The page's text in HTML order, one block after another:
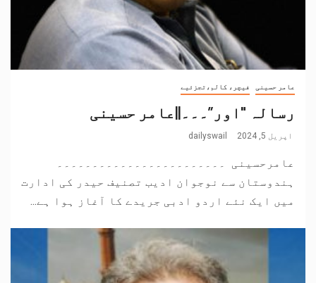
عامر حسینی فیچر، کالم،تجزئیے
رسالہ "اور”۔۔۔||عامر حسینی
اپریل 5, 2024 dailyswail
عامرحسینی ۔۔۔۔۔۔۔۔۔۔۔۔۔۔۔۔۔۔۔۔۔۔۔۔
ہندوستان سے نوجوان ادیب تصنیف حیدر کی ادارت
میں ایک نئے اردو ادبی جریدے کا آغاز ہوا ہے...